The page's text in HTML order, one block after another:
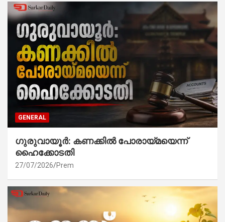
GENERAL
ഗുരുവായൂർ: കണക്കിൽ പോരായ്മയെന്ന്
ഹൈക്കോടതി
27/07/2026 Prem